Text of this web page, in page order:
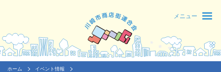
メニュー
ホーム
イベント情報